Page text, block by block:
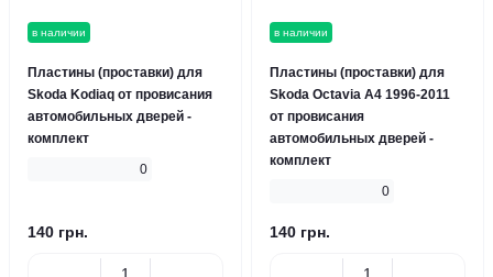
в наличии
Пластины (проставки) для
Skoda Kodiaq от провисания
автомобильных дверей -
комплект
0
140 грн.
в наличии
Пластины (проставки) для
Skoda Octavia A4 1996-2011
от провисания
автомобильных дверей -
комплект
0
140 грн.